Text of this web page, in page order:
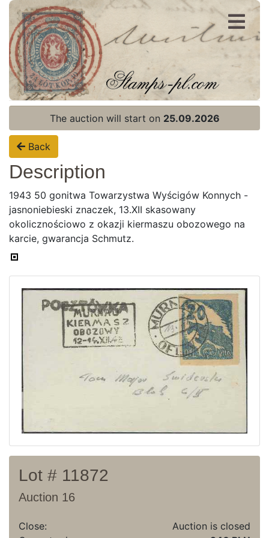
Register
Login
Home page
Current auction
Recent result
Archive
Regulation
Contact
The auction will start on 25.09.2026
Back
Description
1943 50 gonitwa Towarzystwa Wyścigów Konnych -
jasnoniebieski znaczek, 13.XII skasowany
okolicznościowo z okazji kiermaszu obozowego na
karcie, gwarancja Schmutz.
Lot # 11872
Auction 16
Close:
Auction is closed